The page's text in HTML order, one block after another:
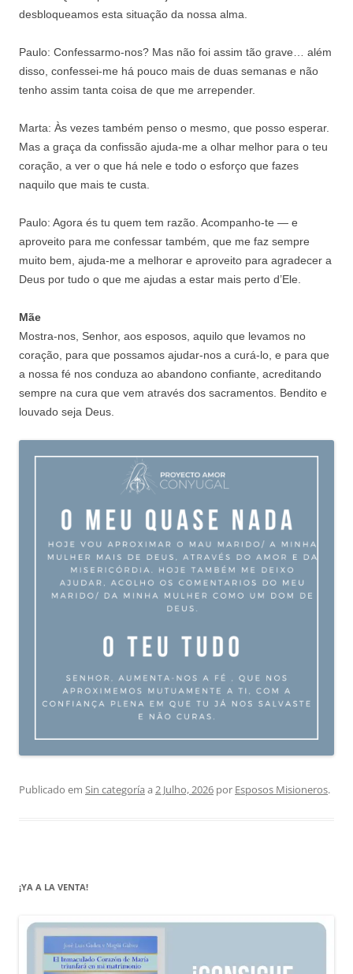
desbloqueamos esta situação da nossa alma.
Paulo: Confessarmo-nos? Mas não foi assim tão grave… além
disso, confessei-me há pouco mais de duas semanas e não
tenho assim tanta coisa de que me arrepender.
Marta: Às vezes também penso o mesmo, que posso esperar.
Mas a graça da confissão ajuda-me a olhar melhor para o teu
coração, a ver o que há nele e todo o esforço que fazes
naquilo que mais te custa.
Paulo: Agora és tu quem tem razão. Acompanho-te — e
aproveito para me confessar também, que me faz sempre
muito bem, ajuda-me a melhorar e aproveito para agradecer a
Deus por tudo o que me ajudas a estar mais perto d’Ele.
Mãe
Mostra-nos, Senhor, aos esposos, aquilo que levamos no
coração, para que possamos ajudar-nos a curá-lo, e para que
a nossa fé nos conduza ao abandono confiante, acreditando
sempre na cura que vem através dos sacramentos. Bendito e
louvado seja Deus.
Publicado em Sin categoría a 2 Julho, 2026 por Esposos Misioneros.
¡YA A LA VENTA!